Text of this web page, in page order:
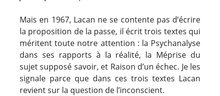
Mais en 1967, Lacan ne se contente pas d’écrire
la proposition de la passe, il écrit trois textes qui
méritent toute notre attention : la Psychanalyse
dans ses rapports à la réalité, la Méprise du
sujet supposé savoir, et Raison d’un échec. Je les
signale parce que dans ces trois textes Lacan
revient sur la question de l’inconscient.